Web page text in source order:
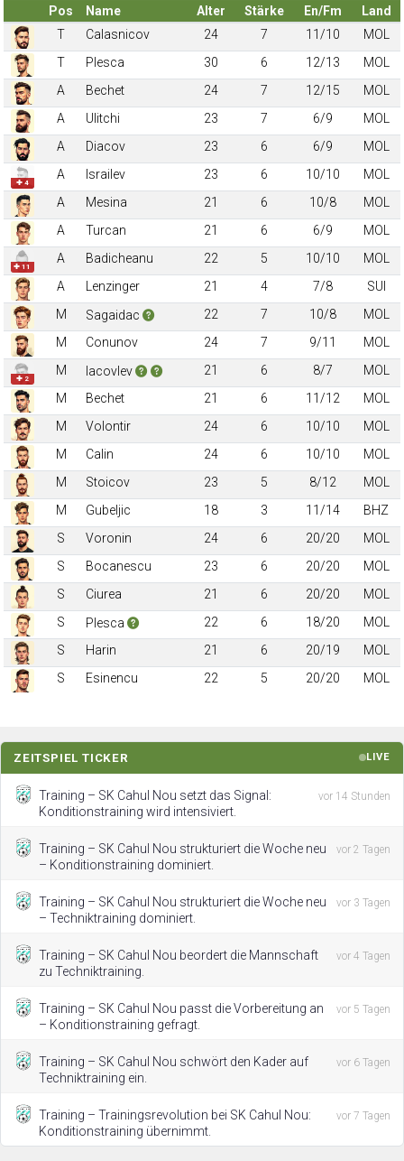
Pos Name Alter Stärke En/Fm
Land
T
Calasnicov 24 7 11/10
MOL
T
Plesca 30 6 12/13
MOL
A
Bechet 24 7 12/15
MOL
A
Ulitchi 23 7 6/9
MOL
A
Diacov 23 6 6/9 MOL
✚ 4
A Israilev 23 6 10/10
MOL
A
Mesina 21 6 10/8
MOL
A
Turcan 21 6 6/9 MOL
✚ 11
A Badicheanu 22 5 10/10
MOL
A
Lenzinger 21 4 7/8
SUI
M
Sagaidac 22 7 10/8
MOL
M
Conunov 24 7 9/11 MOL
✚ 2
M Iacovlev 21 6 8/7
MOL
M
Bechet 21 6 11/12
MOL
M
Volontir 24 6 10/10
MOL
M
Calin 24 6 10/10
MOL
M
Stoicov 23 5 8/12
MOL
M
Gubeljic 18 3 11/14
BHZ
S
Voronin 24 6 20/20
MOL
S
Bocanescu 23 6 20/20
MOL
S
Ciurea 21 6 20/20
MOL
S
Plesca 22 6 18/20
MOL
S
Harin 21 6 20/19
MOL
S
Esinencu 22 5 20/20 MOL
ZEITSPIEL TICKER LIVE
Training – SK Cahul Nou setzt das Signal:
Konditionstraining wird intensiviert.
vor 14 Stunden
Training – SK Cahul Nou strukturiert die Woche neu
– Konditionstraining dominiert.
vor 2 Tagen
Training – SK Cahul Nou strukturiert die Woche neu
– Techniktraining dominiert.
vor 3 Tagen
Training – SK Cahul Nou beordert die Mannschaft
zu Techniktraining.
vor 4 Tagen
Training – SK Cahul Nou passt die Vorbereitung an
– Konditionstraining gefragt.
vor 5 Tagen
Training – SK Cahul Nou schwört den Kader auf
Techniktraining ein.
vor 6 Tagen
Training – Trainingsrevolution bei SK Cahul Nou:
Konditionstraining übernimmt.
vor 7 Tagen